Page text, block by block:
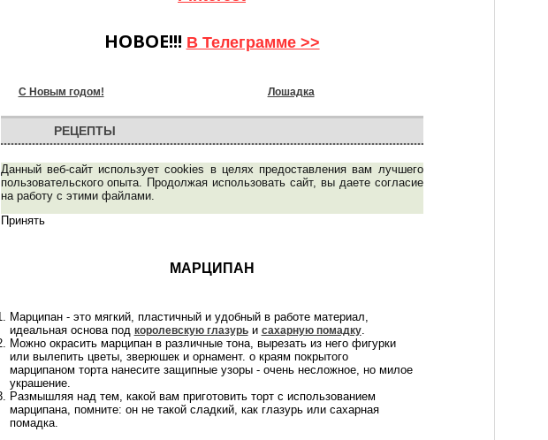
НОВОЕ!!! В Телеграмме >>
С Новым годом! Лошадка
РЕЦЕПТЫ
Данный веб-сайт использует cookies в целях предоставления вам лучшего
пользовательского опыта. Продолжая использовать сайт, вы даете согласие
на работу с этими файлами.
Принять
МАРЦИПАН
Марципан - это мягкий, пластичный и удобный в работе материал,
идеальная основа под королевскую глазурьи сахарную помадку.
Можно окрасить марципан в различные тона, вырезать из него фигурки
или вылепить цветы, зверюшек и орнамент. о краям покрытого
марципаном торта нанесите защипные узоры - очень несложное, но милое
украшение.
Размышляя над тем, какой вам приготовить торт с использованием
марципана, помните: он не такой сладкий, как глазурь или сахарная
помадка.